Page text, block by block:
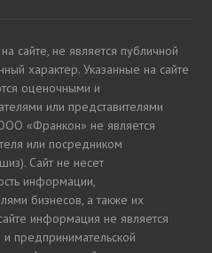
сайте, не является публичной
характер. Указанные на сайте
оценочными и
или представителями
«Франкон» не является
или посредником
Сайт не несет
информации,
бизнесов, а также их
информация не является
и предпринимательской